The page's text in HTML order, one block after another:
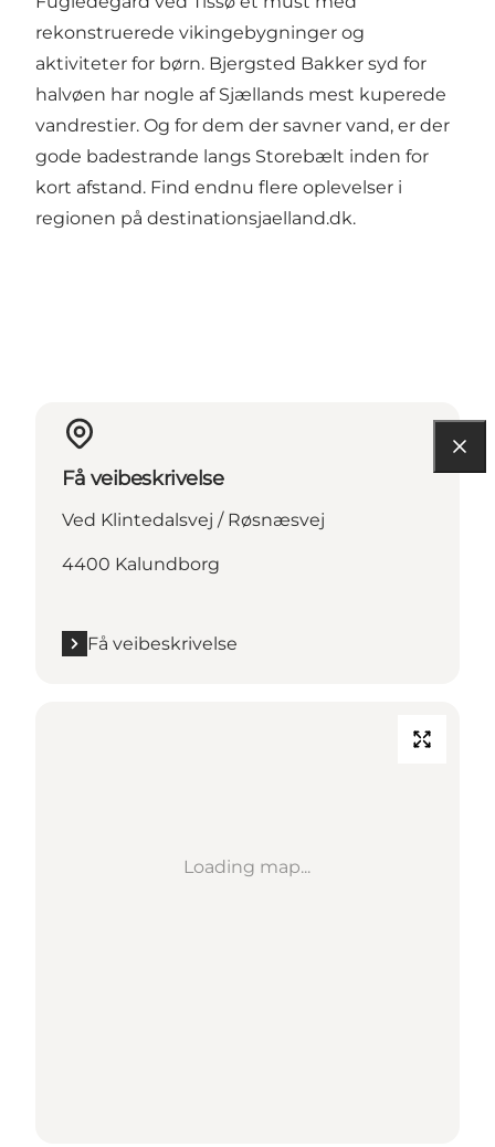
rekonstruerede vikingebygninger og
aktiviteter for børn. Bjergsted Bakker syd for
halvøen har nogle af Sjællands mest kuperede
vandrestier. Og for dem der savner vand, er der
gode badestrande langs Storebælt inden for
kort afstand. Find endnu flere oplevelser i
regionen på destinationsjaelland.dk.
Få veibeskrivelse
Ved Klintedalsvej / Røsnæsvej
4400 Kalundborg
Få veibeskrivelse
Loading map...